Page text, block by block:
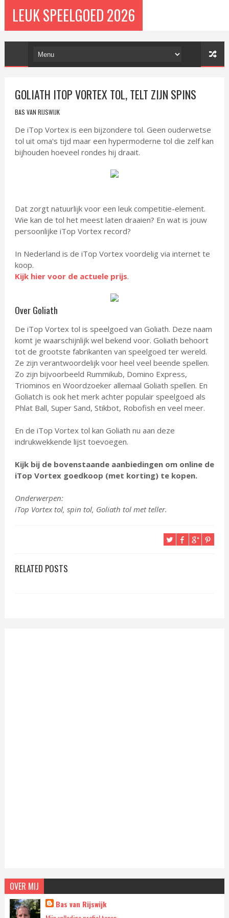
LEUK SPEELGOED 2026
GOLIATH ITOP VORTEX TOL, TELT ZIJN SPINS
BAS VAN RIJSWIJK
De iTop Vortex is een bijzondere tol. Geen ouderwetse
tol uit oma's tijd maar een hypermoderne tol die zelf kan
bijhouden hoeveel rondes hij draait.
Dat zorgt natuurlijk voor een leuk competitie-element.
Wie kan de tol het meest laten draaien? En wat is jouw
persoonlijke iTop Vortex record?
In Nederland is de iTop Vortex voordelig via internet te
koop.
Kijk hier voor de actuele prijs.
Over Goliath
De iTop Vortex tol is speelgoed van Goliath. Deze naam
komt je waarschijnlijk wel bekend voor. Goliath behoort
tot de grootste fabrikanten van speelgoed ter wereld.
Ze zijn verantwoordelijk voor heel veel beende spellen.
Zo zijn bijvoorbeeld Rummikub, Domino Express,
Triominos en Woordzoeker allemaal Goliath spellen. En
Goliatch is ook het merk achter populair speelgoed als
Phlat Ball, Super Sand, Stikbot, Robofish en veel meer.
En de iTop Vortex tol kan Goliath nu aan deze
indrukwekkende lijst toevoegen.
Kijk bij de bovenstaande aanbiedingen om online de
iTop Vortex goedkoop (met korting) te kopen.
Onderwerpen:
iTop Vortex tol, spin tol, Goliath tol met teller.
RELATED POSTS
OVER MIJ
Bas van Rijswijk